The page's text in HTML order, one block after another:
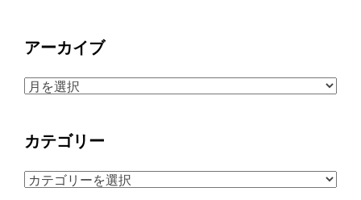
アーカイブ
ア
ブ
カテゴリー
カ